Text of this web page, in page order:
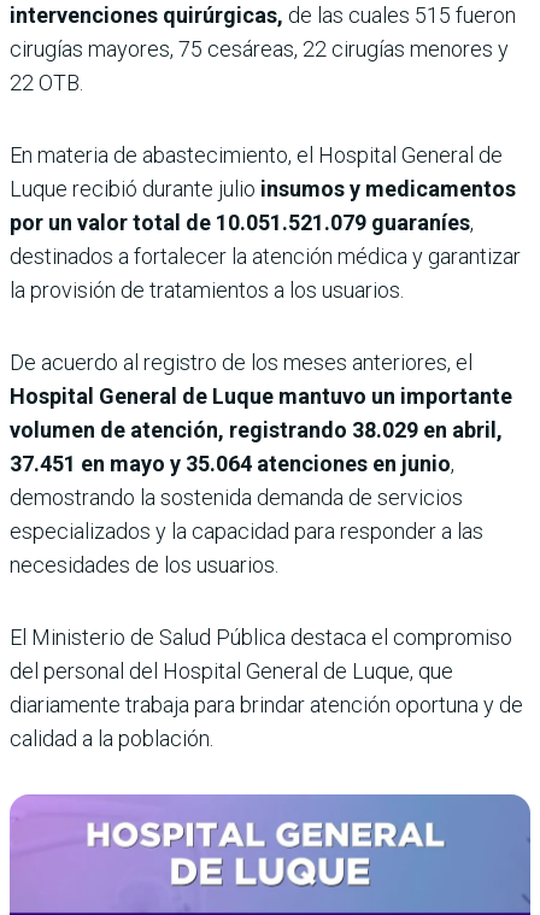
intervenciones quirúrgicas, de las cuales 515 fueron
cirugías mayores, 75 cesáreas, 22 cirugías menores y
22 OTB.
En materia de abastecimiento, el Hospital General de
Luque recibió durante julio insumos y medicamentos
por un valor total de 10.051.521.079 guaraníes,
destinados a fortalecer la atención médica y garantizar
la provisión de tratamientos a los usuarios.
De acuerdo al registro de los meses anteriores, el
Hospital General de Luque mantuvo un importante
volumen de atención, registrando 38.029 en abril,
37.451 en mayo y 35.064 atenciones en junio,
demostrando la sostenida demanda de servicios
especializados y la capacidad para responder a las
necesidades de los usuarios.
El Ministerio de Salud Pública destaca el compromiso
del personal del Hospital General de Luque, que
diariamente trabaja para brindar atención oportuna y de
calidad a la población.